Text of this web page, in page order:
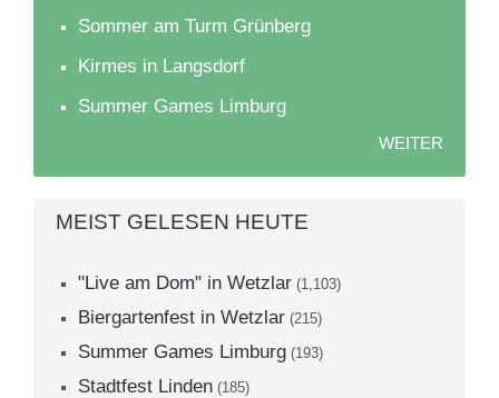
Sommer am Turm Grünberg
Kirmes in Langsdorf
Summer Games Limburg
WEITER
MEIST GELESEN HEUTE
"Live am Dom" in Wetzlar (1,103)
Biergartenfest in Wetzlar (215)
Summer Games Limburg (193)
Stadtfest Linden (185)